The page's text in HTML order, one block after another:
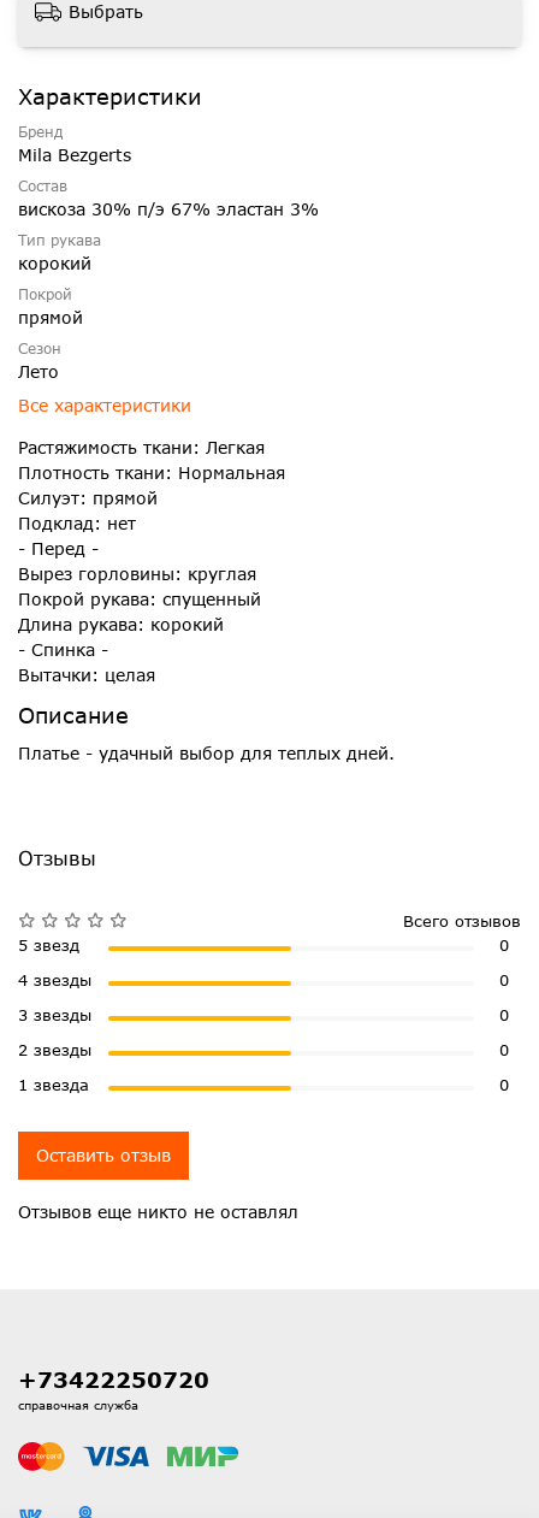
Выбрать
Характеристики
Бренд
Mila Bezgerts
Состав
вискоза 30% п/э 67% эластан 3%
Тип рукава
корокий
Покрой
прямой
Сезон
Лето
Все характеристики
Растяжимость ткани: Легкая
Плотность ткани: Нормальная
Силуэт: прямой
Подклад: нет
- Перед -
Вырез горловины: круглая
Покрой рукава: спущенный
Длина рукава: корокий
- Спинка -
Вытачки: целая
Описание
Платье - удачный выбор для теплых дней.
Отзывы
Отзывов еще никто не оставлял
Всего отзывов
5 звезд
0
4 звезды
0
3 звезды
0
2 звезды
0
1 звезда
0
Оставить отзыв
+73422250720
справочная служба